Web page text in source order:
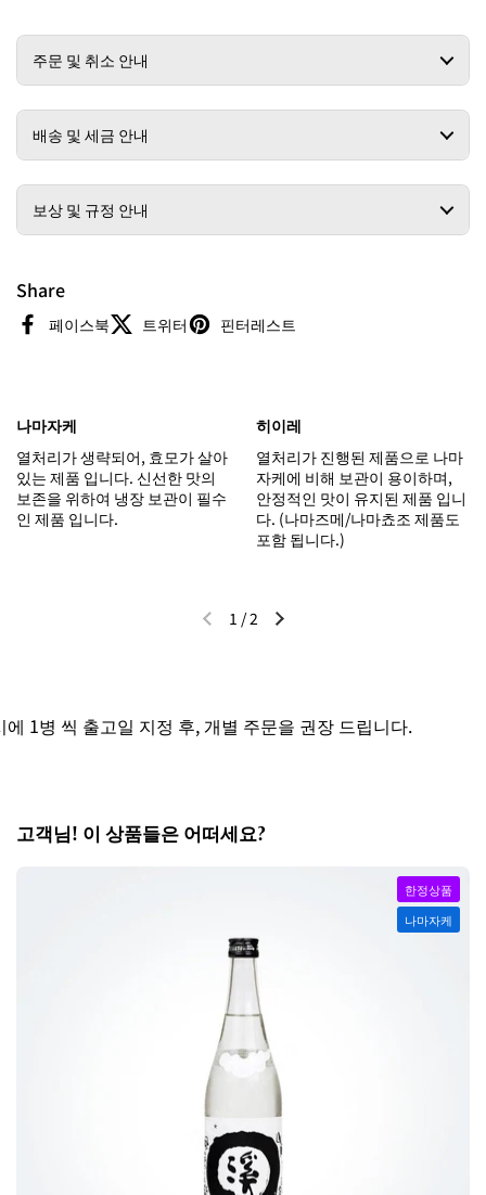
주문 및 취소 안내
배송 및 세금 안내
보상 및 규정 안내
Share
페이스북 트위터 핀터레스트
나마자케
열처리가 생략되어, 효모가 살아
있는 제품 입니다. 신선한 맛의
보존을 위하여 냉장 보관이 필수
인 제품 입니다.
히이레
열처리가 진행된 제품으로 나마
자케에 비해 보관이 용이하며,
안정적인 맛이 유지된 제품 입니
다. (나마즈메/나마쵸조 제품도
포함 됩니다.)
이전 슬라이드다음 슬라이드
1 /2
병 씩 출고일 지정 후, 개별 주문을 권장 드립니다.
고객님! 이 상품들은 어떠세요?
한정상품
나마자케